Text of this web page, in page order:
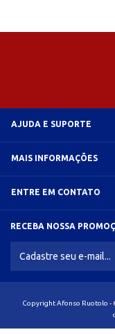
AJUDA E SUPORTE
MAIS INFORMAÇÕES
ENTRE EM CONTATO
RECEBA NOSSA
Copyright Afonso Ruotolo -